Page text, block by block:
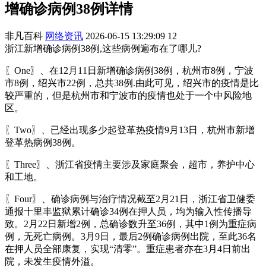
增确诊病例38例详情
非凡百科 网络资讯 2026-06-15 13:29:09 12
浙江新增确诊病例38例,这些病例遍布在了哪儿?
〖One〗、在12月11日新增确诊病例38例，杭州市8例，宁波
市8例，绍兴市22例，总共38例.由此可见，绍兴市的疫情是比
较严重的，但是杭州市和宁波市的疫情也处于一个中风险地
区。
〖Two〗、已经出现多少起登革热疫情9月13日，杭州市新增
登革热病例38例。
〖Three〗、浙江省疫情主要涉及家庭聚会，超市，养护中心
和工地。
〖Four〗、确诊病例与治疗情况截至2月21日，浙江省卫健委
通报十里丰监狱累计确诊34例在押人员，均为输入性传播导
致。2月22日新增2例，总确诊数升至36例，其中1例为重症病
例，无死亡病例。3月9日，最后2例确诊病例出院，至此36名
在押人员全部康复，实现“清零”。重症患者亦在3月4日前出
院，未发生疫情外溢。